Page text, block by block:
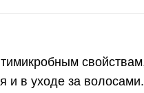
и в уходе за